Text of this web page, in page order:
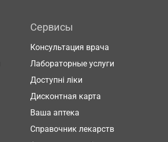
Сервисы
Консультация врача
Лабораторные услуги
Доступні ліки
Дисконтная карта
Ваша аптека
Справочник лекарств